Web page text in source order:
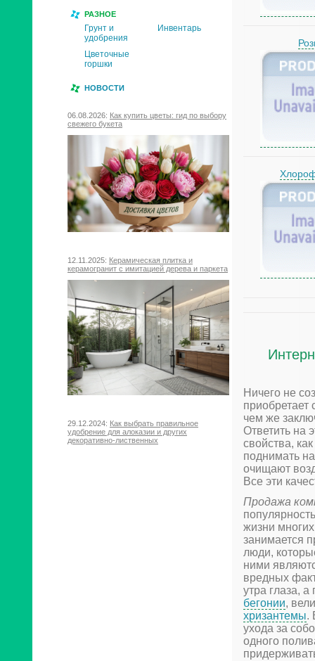
РАЗНОЕ
Грунт и
удобрения
Инвентарь
Цветочные
горшки
НОВОСТИ
06.08.2026: Как купить цветы: гид по выбору
свежего букета
12.11.2025: Керамическая плитка и
керамогранит с имитацией дерева и паркета
29.12.2024: Как выбрать правильное
удобрение для алоказии и других
декоративно-лиственных
Ничего не
приобретает
чем же
Ответить на
свойства,
поднимать
очищают
Все эти
Продажа
жизни
занимается
люди,
ними
вредных
утра глаза,
бегонии,
хризантемы.
ухода за
одного